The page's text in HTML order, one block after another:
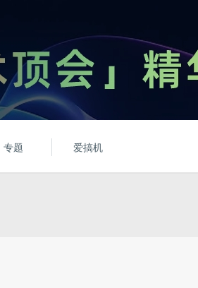
专题 爱搞机